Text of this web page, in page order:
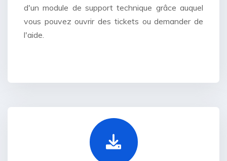
d'un module de support technique grâce auquel
vous pouvez ouvrir des tickets ou demander de
l'aide.